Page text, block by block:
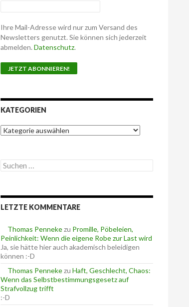
Ihre Mail-Adresse wird nur zum Versand des
Newsletters genutzt. Sie können sich jederzeit
abmelden. Datenschutz.
KATEGORIEN
K
a
g
o
n
S
u
e
n
c
h
:
LETZTE KOMMENTARE
Thomas Pennekezu Promille, Pöbeleien,
Peinlichkeit: Wenn die eigene Robe zur Last wird
Ja, sie hätte hier auch akademisch beleidigen
können :-D
Thomas Pennekezu Haft, Geschlecht, Chaos:
Wenn das Selbstbestimmungsgesetz auf
Strafvollzug trifft
:-D